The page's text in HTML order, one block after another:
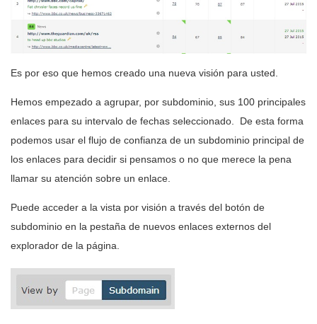
Es por eso que hemos creado una nueva visión para usted.
Hemos empezado a agrupar, por subdominio, sus 100 principales
enlaces para su intervalo de fechas seleccionado. De esta forma
podemos usar el flujo de confianza de un subdominio principal de
los enlaces para decidir si pensamos o no que merece la pena
llamar su atención sobre un enlace.
Puede acceder a la vista por visión a través del botón de
subdominio en la pestaña de nuevos enlaces externos del
explorador de la página.